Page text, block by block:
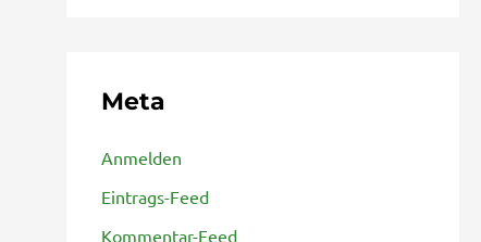
Meta
Anmelden
Eintrags-Feed
Kommentar-Feed